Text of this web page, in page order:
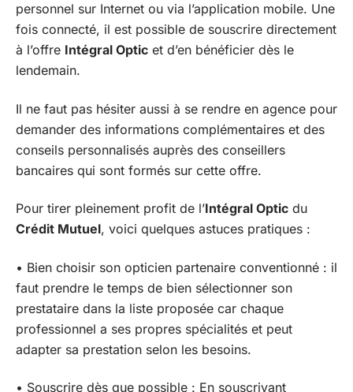
personnel sur Internet ou via l’application mobile. Une
fois connecté, il est possible de souscrire directement
à l’offre Intégral Optic et d’en bénéficier dès le
lendemain.
Il ne faut pas hésiter aussi à se rendre en agence pour
demander des informations complémentaires et des
conseils personnalisés auprès des conseillers
bancaires qui sont formés sur cette offre.
Pour tirer pleinement profit de l’Intégral Optic du
Crédit Mutuel, voici quelques astuces pratiques :
• Bien choisir son opticien partenaire conventionné : il
faut prendre le temps de bien sélectionner son
prestataire dans la liste proposée car chaque
professionnel a ses propres spécialités et peut
adapter sa prestation selon les besoins.
• Souscrire dès que possible : En souscrivant